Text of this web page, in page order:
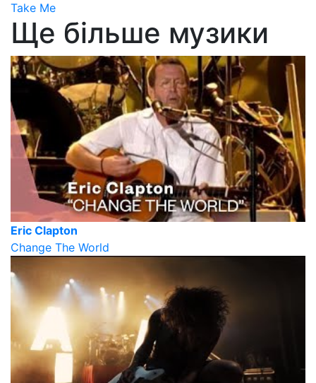
Take Me
Ще більше музики
Eric Clapton
Change The World